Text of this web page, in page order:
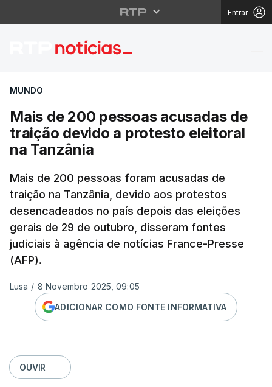
Entrar
Mais de 200 pessoas
MUNDO
Mais de 200 pessoas acusadas de
traição devido a protesto eleitoral
na Tanzânia
Mais de 200 pessoas foram acusadas de
traição na Tanzânia, devido aos protestos
desencadeados no país depois das eleições
gerais de 29 de outubro, disseram fontes
judiciais à agência de notícias France-Presse
(AFP).
Lusa / 8 Novembro 2025, 09:05
ADICIONAR COMO FONTE INFORMATIVA
OUVIR